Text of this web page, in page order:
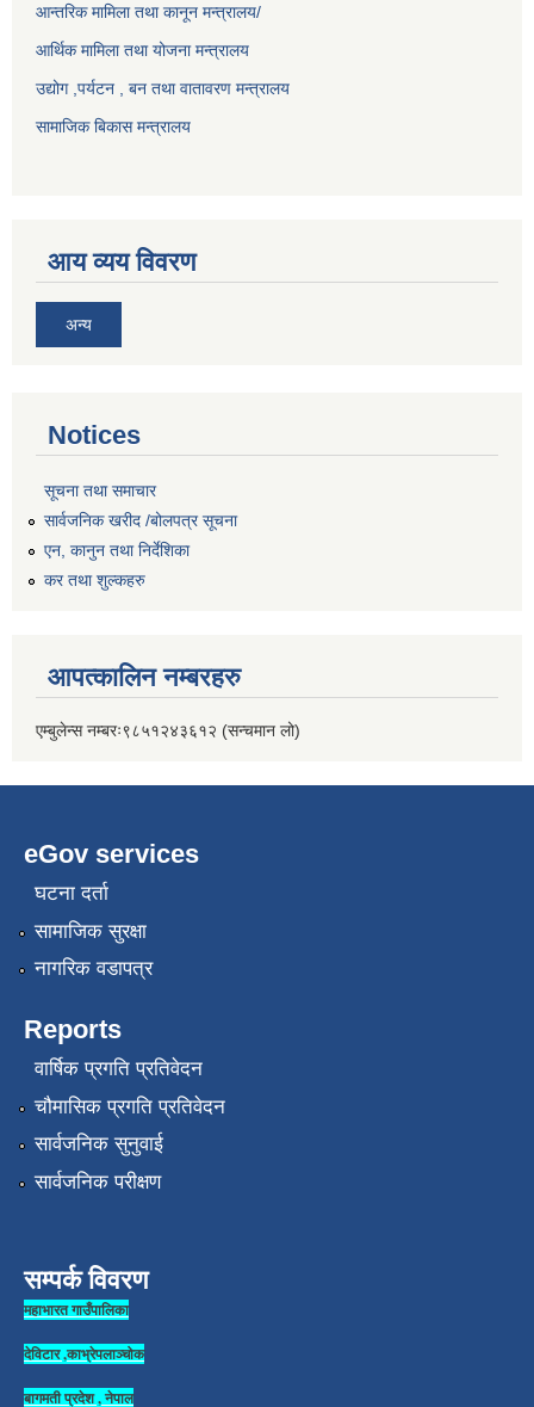
आन्तरिक मामिला तथा कानून मन्त्रालय/
आर्थिक मामिला तथा योजना मन्त्रालय
उद्योग ,पर्यटन , बन तथा वातावरण मन्त्रालय
सामाजिक बिकास मन्त्रालय
आय व्यय विवरण
अन्य
Notices
सूचना तथा समाचार
सार्वजनिक खरीद /बोलपत्र सूचना
एन, कानुन तथा निर्देशिका
कर तथा शुल्कहरु
आपत्कालिन नम्बरहरु
एम्बुलेन्स नम्बरः९८५१२४३६१२ (सन्चमान लो)
eGov services
घटना दर्ता
सामाजिक सुरक्षा
नागरिक वडापत्र
Reports
वार्षिक प्रगति प्रतिवेदन
चौमासिक प्रगति प्रतिवेदन
सार्वजनिक सुनुवाई
सार्वजनिक परीक्षण
सम्पर्क विवरण
महाभारत गाउँपालिका
देविटार ,काभ्रेपलाञ्चोक
बागमती प्रदेश , नेपाल